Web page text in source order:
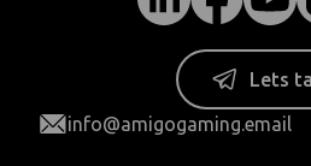
Lets
info@amigogaming.email